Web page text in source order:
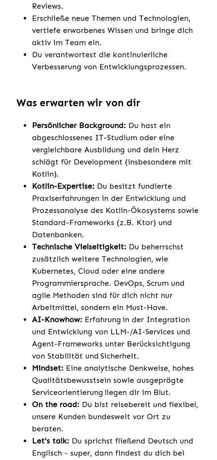
Reviews.
Erschließe neue Themen und Technologien,
vertiefe erworbenes Wissen und bringe dich
aktiv im Team ein.
Du verantwortest die kontinuierliche
Verbesserung von Entwicklungsprozessen.
Was erwarten wir von dir
Persönlicher Background: Du hast ein
abgeschlossenes IT-Studium oder eine
vergleichbare Ausbildung und dein Herz
schlägt für Development (insbesondere mit
Kotlin).
Kotlin-Expertise: Du besitzt fundierte
Praxiserfahrungen in der Entwicklung und
Prozessanalyse des Kotlin-Ökosystems sowie
Standard-Frameworks (z.B. Ktor) und
Datenbanken.
Technische Vielseitigkeit: Du beherrschst
zusätzlich weitere Technologien, wie
Kubernetes, Cloud oder eine andere
Programmiersprache. DevOps, Scrum und
agile Methoden sind für dich nicht nur
Arbeitmittel, sondern ein Must-Have.
AI-Knowhow: Erfahrung in der Integration
und Entwicklung von LLM-/AI-Services und
Agent-Frameworks unter Berücksichtigung
von Stabilität und Sicherheit.
Mindset: Eine analytische Denkweise, hohes
Qualitätsbewusstsein sowie ausgeprägte
Serviceorientierung liegen dir im Blut.
On the road: Du bist reisebereit und flexibel,
unsere Kunden bundesweit vor Ort zu
beraten.
Let's talk: Du sprichst fließend Deutsch und
Englisch - super, dann findest du dich bei